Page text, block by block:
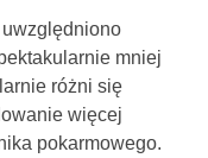
mniej
różni się
więcej
pokarmowego.